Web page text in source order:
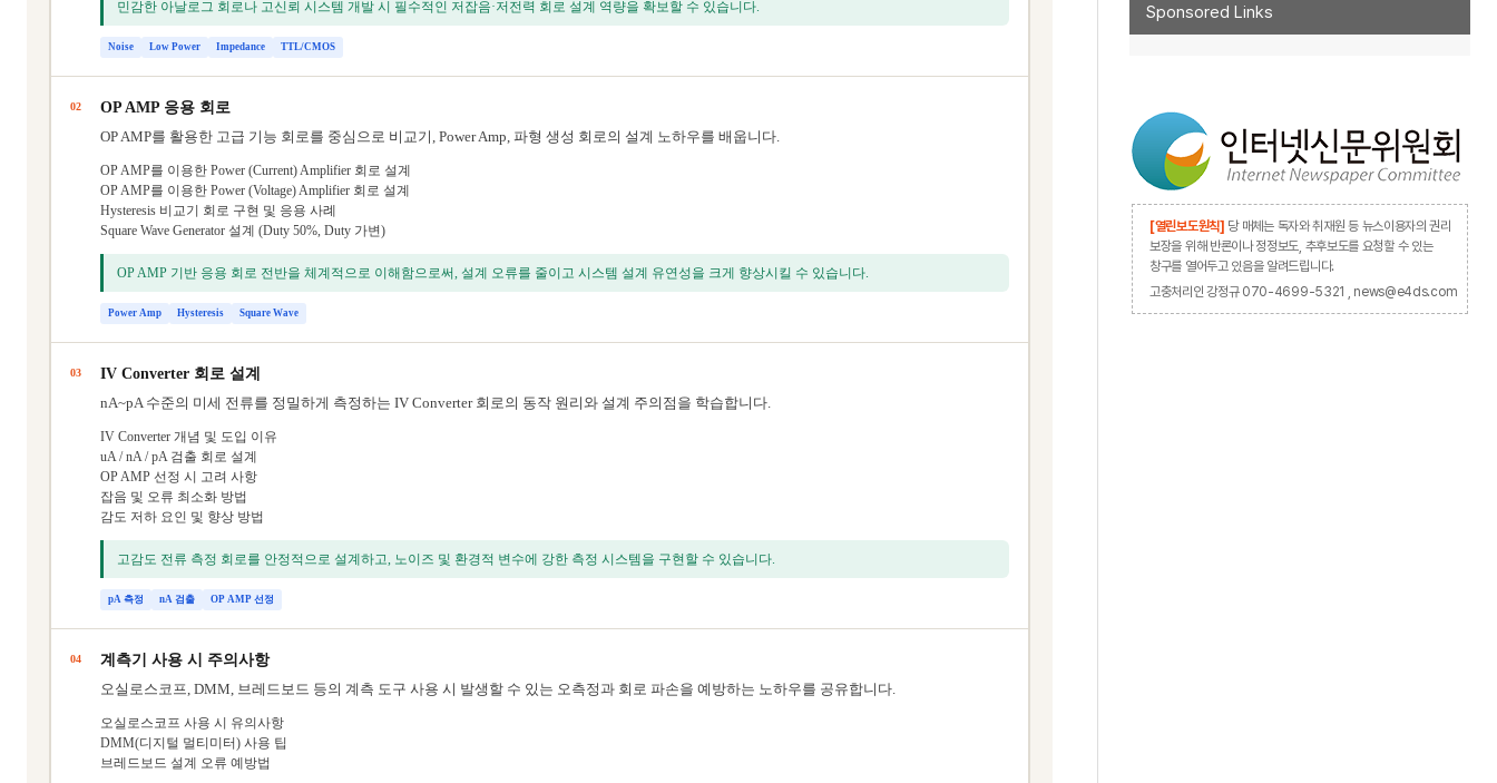
Sponsored Links
[열린보도원칙] 당 매체는 독자와 취재원 등 뉴스이용자의 권리
보장을 위해 반론이나 정정보도, 추후보도를 요청할 수 있는
창구를 열어두고 있음을 알려드립니다.
고충처리인 강정규 070-4699-5321 , news@e4ds.com